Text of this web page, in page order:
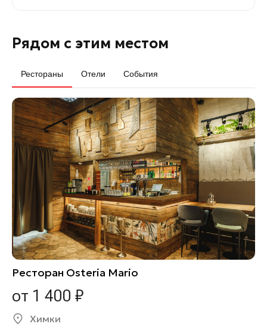
Рядом с этим местом
Рестораны Отели События
Ресторан Osteria Mario
от 1 400 ₽
Химки